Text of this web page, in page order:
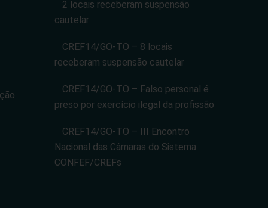
2 locais receberam suspensão
cautelar
CREF14/GO-TO – 8 locais
receberam suspensão cautelar
CREF14/GO-TO – Falso personal é
preso por exercício ilegal da profissão
CREF14/GO-TO – III Encontro
Nacional das Câmaras do Sistema
CONFEF/CREFs